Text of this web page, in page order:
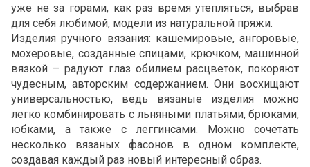
уже не за горами, как раз время утепляться, выбрав
для себя любимой, модели из натуральной пряжи.
Изделия ручного вязания: кашемировые, ангоровые,
мохеровые, созданные спицами, крючком, машинной
вязкой – радуют глаз обилием расцветок, покоряют
чудесным, авторским содержанием. Они восхищают
универсальностью, ведь вязаные изделия можно
легко комбинировать с льняными платьями, брюками,
юбками, а также с леггинсами. Можно сочетать
несколько вязаных фасонов в одном комплекте,
создавая каждый раз новый интересный образ.